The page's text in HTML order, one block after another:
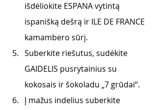
išdėliokite ESPANA vytintą
ispanišką dešrą ir ILE DE FRANCE
kamambero sūrį.
Suberkite riešutus, sudėkite
GAIDELIS pusrytainius su
kokosais ir šokoladu „7 grūdai“.
Į mažus indelius suberkite